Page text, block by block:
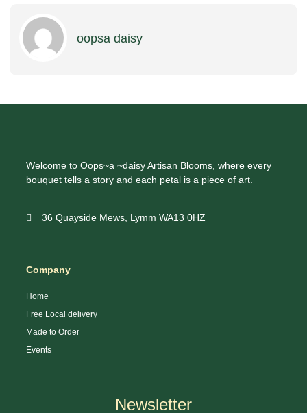
oopsa daisy
Welcome to Oops~a ~daisy Artisan Blooms, where every
bouquet tells a story and each petal is a piece of art.
36 Quayside Mews, Lymm WA13 0HZ
Company
Home
Free Local delivery
Made to Order
Events
Newsletter